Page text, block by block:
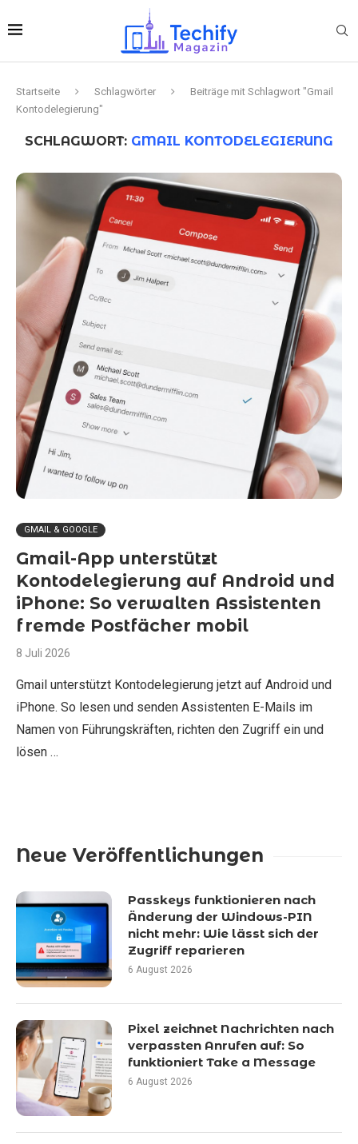
Startseite Schlagwörter
Beiträge mit Schlagwort "Gmail
Kontodelegierung"
SCHLAGWORT: GMAIL KONTODELEGIERUNG
GMAIL & GOOGLE
Gmail-App unterstützt
Kontodelegierung auf Android und
iPhone: So verwalten Assistenten
fremde Postfächer mobil
8 Juli 2026
Gmail unterstützt Kontodelegierung jetzt auf Android und
iPhone. So lesen und senden Assistenten E-Mails im
Namen von Führungskräften, richten den Zugriff ein und
lösen …
Neue Veröffentlichungen
Passkeys funktionieren nach
Änderung der Windows-PIN
nicht mehr: Wie lässt sich der
Zugriff reparieren
6 August 2026
Pixel zeichnet Nachrichten nach
verpassten Anrufen auf: So
funktioniert Take a Message
6 August 2026